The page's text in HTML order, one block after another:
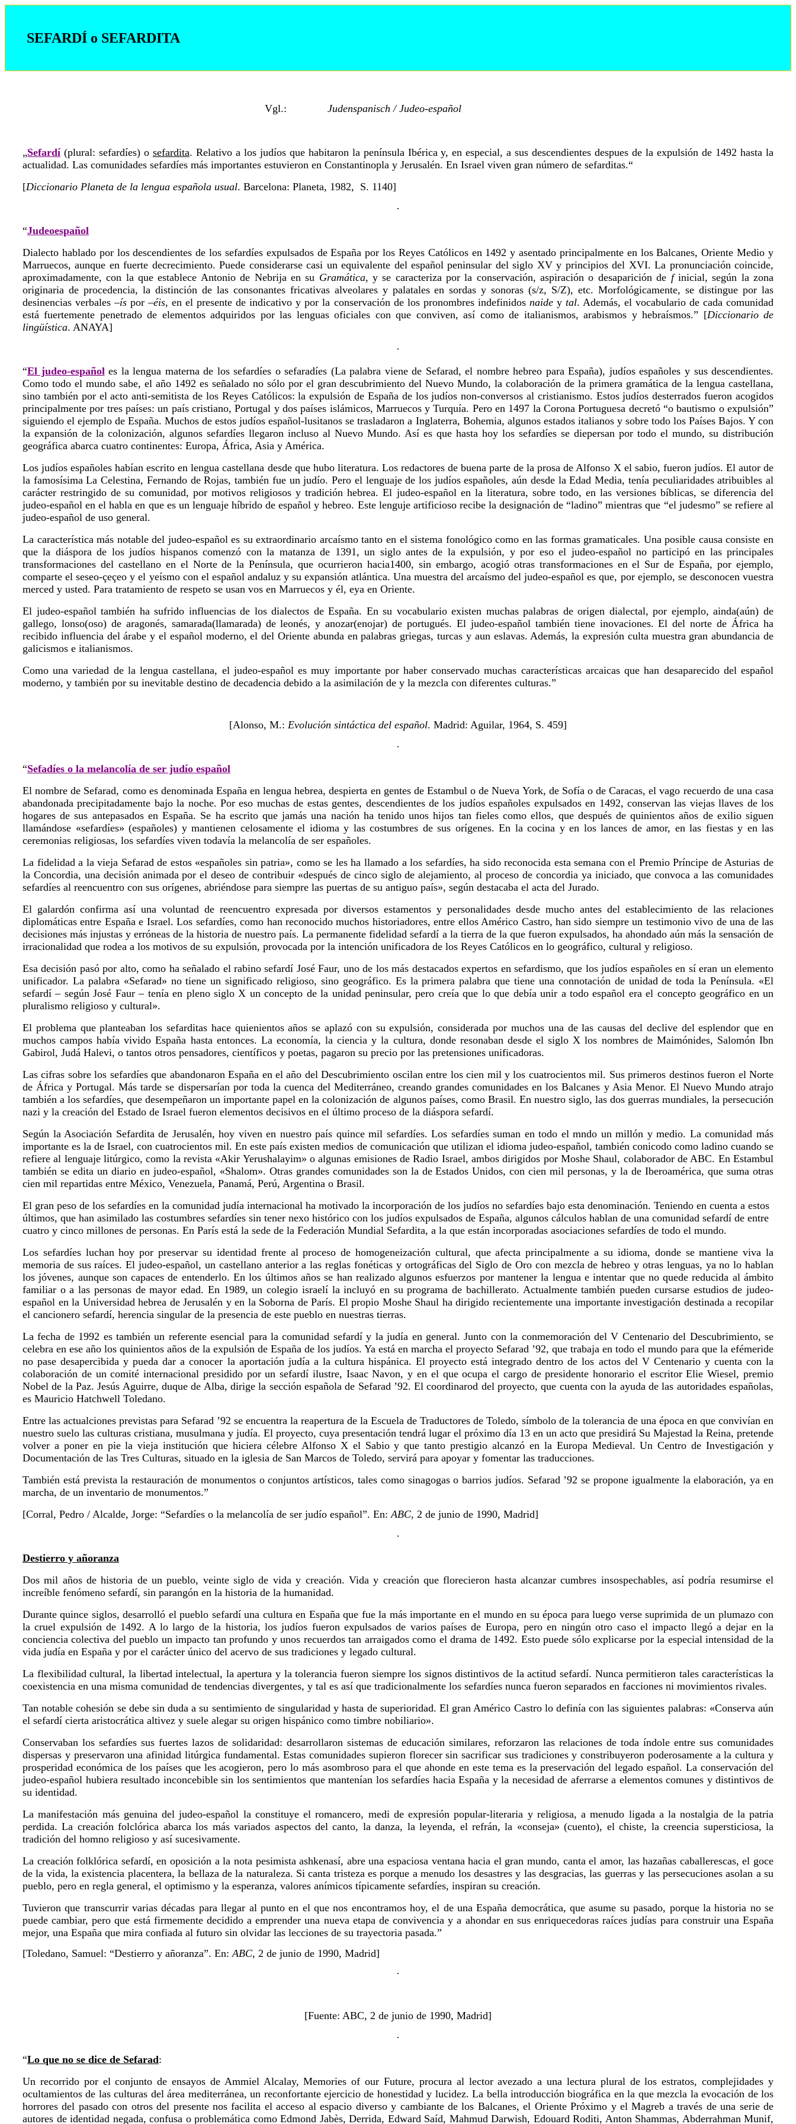
SEFARDÍ o SEFARDITA
Vgl.: Judenspanisch / Judeo-español
„Sefardí(plural: sefardíes) o sefardita. Relativo a los judíos que habitaron la península Ibérica y, en especial, a sus descendientes despues de la expulsión de 1492 hasta la
actualidad. Las comunidades sefardíes más importantes estuvieron en Constantinopla y Jerusalén. En Israel viven gran número de sefarditas.“
[Diccionario Planeta de la lengua española usual. Barcelona: Planeta, 1982, S. 1140]
·
“Judeoespañol
Dialecto hablado por los descendientes de los sefardíes expulsados de España por los Reyes Católicos en 1492 y asentado principalmente en los Balcanes, Oriente Medio y
Marruecos, aunque en fuerte decrecimiento. Puede considerarse casi un equivalente del español peninsular del siglo XV y principios del XVI. La pronunciación coincide,
aproximadamente, con la que establece Antonio de Nebrija en su Gramática, y se caracteriza por la conservación, aspiración o desaparición de finicial, según la zona
originaria de procedencia, la distinción de las consonantes fricativas alveolares y palatales en sordas y sonoras (s/z, S/Z), etc. Morfológicamente, se distingue por las
desinencias verbales–ís por–éis, en el presente de indicativo y por la conservación de los pronombres indefinidos naidey tal. Además, el vocabulario de cada comunidad
está fuertemente penetrado de elementos adquiridos por las lenguas oficiales con que conviven, así como de italianismos, arabismos y hebraísmos.” [Diccionario de
lingüística. ANAYA]
·
“El judeo-español es la lengua materna de los sefardíes o sefaradíes (La palabra viene de Sefarad, el nombre hebreo para España), judíos españoles y sus descendientes.
Como todo el mundo sabe, el año 1492 es señalado no sólo por el gran descubrimiento del Nuevo Mundo, la colaboración de la primera gramática de la lengua castellana,
sino también por el acto anti-semitista de los Reyes Católicos: la expulsión de España de los judíos non-conversos al cristianismo. Estos judíos desterrados fueron acogidos
principalmente por tres países: un país cristiano, Portugal y dos países islámicos, Marruecos y Turquía. Pero en 1497 la Corona Portuguesa decretó “o bautismo o expulsión”
siguiendo el ejemplo de España. Muchos de estos judíos español-lusitanos se trasladaron a Inglaterra, Bohemia, algunos estados italianos y sobre todo los Países Bajos. Y con
la expansión de la colonización, algunos sefardíes llegaron incluso al Nuevo Mundo. Así es que hasta hoy los sefardíes se diepersan por todo el mundo, su distribución
geográfica abarca cuatro continentes: Europa, África, Asia y América.
Los judíos españoles habían escrito en lengua castellana desde que hubo literatura. Los redactores de buena parte de la prosa de Alfonso X el sabio, fueron judíos. El autor de
la famosísima La Celestina, Fernando de Rojas, también fue un judío. Pero el lenguaje de los judíos españoles, aún desde la Edad Media, tenía peculiaridades atribuibles al
carácter restringido de su comunidad, por motivos religiosos y tradición hebrea. El judeo-español en la literatura, sobre todo, en las versiones bíblicas, se diferencia del
judeo-español en el habla en que es un lenguaje híbrido de español y hebreo. Este lenguje artificioso recibe la designación de “ladino” mientras que “el judesmo” se refiere al
judeo-español de uso general.
La característica más notable del judeo-español es su extraordinario arcaísmo tanto en el sistema fonológico como en las formas gramaticales. Una posible causa consiste en
que la diáspora de los judíos hispanos comenzó con la matanza de 1391, un siglo antes de la expulsión, y por eso el judeo-español no participó en las principales
transformaciones del castellano en el Norte de la Península, que ocurrieron hacia1400, sin embargo, acogió otras transformaciones en el Sur de España, por ejemplo,
comparte el seseo-çeçeo y el yeísmo con el español andaluz y su expansión atlántica. Una muestra del arcaísmo del judeo-español es que, por ejemplo, se desconocen vuestra
merced y usted. Para tratamiento de respeto se usan vos en Marruecos y él, eya en Oriente.
El judeo-español también ha sufrido influencias de los dialectos de España. En su vocabulario existen muchas palabras de origen dialectal, por ejemplo, ainda(aún) de
gallego, lonso(oso) de aragonés, samarada(llamarada) de leonés, y anozar(enojar) de portugués. El judeo-español también tiene inovaciones. El del norte de África ha
recibido influencia del árabe y el español moderno, el del Oriente abunda en palabras griegas, turcas y aun eslavas. Además, la expresión culta muestra gran abundancia de
galicismos e italianismos.
Como una variedad de la lengua castellana, el judeo-español es muy importante por haber conservado muchas características arcaicas que han desaparecido del español
moderno, y también por su inevitable destino de decadencia debido a la asimilación de y la mezcla con diferentes culturas.”
[Alonso, M.: Evolución sintáctica del español. Madrid: Aguilar, 1964, S. 459]
·
“Sefadíes o la melancolía de ser judío español
El nombre de Sefarad, como es denominada España en lengua hebrea, despierta en gentes de Estambul o de Nueva York, de Sofía o de Caracas, el vago recuerdo de una casa
abandonada precipitadamente bajo la noche. Por eso muchas de estas gentes, descendientes de los judíos españoles expulsados en 1492, conservan las viejas llaves de los
hogares de sus antepasados en España. Se ha escrito que jamás una nación ha tenido unos hijos tan fieles como ellos, que después de quinientos años de exilio siguen
llamándose «sefardíes» (españoles) y mantienen celosamente el idioma y las costumbres de sus orígenes. En la cocina y en los lances de amor, en las fiestas y en las
ceremonias religiosas, los sefardíes viven todavía la melancolía de ser españoles.
La fidelidad a la vieja Sefarad de estos «españoles sin patria», como se les ha llamado a los sefardíes, ha sido reconocida esta semana con el Premio Príncipe de Asturias de
la Concordia, una decisión animada por el deseo de contribuir «después de cinco siglo de alejamiento, al proceso de concordia ya iniciado, que convoca a las comunidades
sefardíes al reencuentro con sus orígenes, abriéndose para siempre las puertas de su antiguo país», según destacaba el acta del Jurado.
El galardón confirma así una voluntad de reencuentro expresada por diversos estamentos y personalidades desde mucho antes del establecimiento de las relaciones
diplomáticas entre España e Israel. Los sefardíes, como han reconocido muchos historiadores, entre ellos Américo Castro, han sido siempre un testimonio vivo de una de las
decisiones más injustas y erróneas de la historia de nuestro país. La permanente fidelidad sefardí a la tierra de la que fueron expulsados, ha ahondado aún más la sensación de
irracionalidad que rodea a los motivos de su expulsión, provocada por la intención unificadora de los Reyes Católicos en lo geográfico, cultural y religioso.
Esa decisión pasó por alto, como ha señalado el rabino sefardí José Faur, uno de los más destacados expertos en sefardismo, que los judíos españoles en sí eran un elemento
unificador. La palabra «Sefarad» no tiene un significado religioso, sino geográfico. Es la primera palabra que tiene una connotación de unidad de toda la Península. «El
sefardí – según José Faur – tenía en pleno siglo X un concepto de la unidad peninsular, pero creía que lo que debía unir a todo español era el concepto geográfico en un
pluralismo religioso y cultural».
El problema que planteaban los sefarditas hace quienientos años se aplazó con su expulsión, considerada por muchos una de las causas del declive del esplendor que en
muchos campos había vivido España hasta entonces. La economía, la ciencia y la cultura, donde resonaban desde el siglo X los nombres de Maimónides, Salomón Ibn
Gabirol, Judá Halevi, o tantos otros pensadores, científicos y poetas, pagaron su precio por las pretensiones unificadoras.
Las cifras sobre los sefardíes que abandonaron España en el año del Descubrimiento oscilan entre los cien mil y los cuatrocientos mil. Sus primeros destinos fueron el Norte
de África y Portugal. Más tarde se dispersarían por toda la cuenca del Mediterráneo, creando grandes comunidades en los Balcanes y Asia Menor. El Nuevo Mundo atrajo
también a los sefardíes, que desempeñaron un importante papel en la colonización de algunos países, como Brasil. En nuestro siglo, las dos guerras mundiales, la persecución
nazi y la creación del Estado de Israel fueron elementos decisivos en el último proceso de la diáspora sefardí.
Según la Asociación Sefardita de Jerusalén, hoy viven en nuestro país quince mil sefardíes. Los sefardíes suman en todo el mndo un millón y medio. La comunidad más
importante es la de Israel, con cuatrocientos mil. En este país existen medios de comunicación que utilizan el idioma judeo-español, también conicodo como ladino cuando se
refiere al lenguaje litúrgico, como la revista «Akir Yerushalayim» o algunas emisiones de Radio Israel, ambos dirigidos por Moshe Shaul, colaborador de ABC. En Estambul
también se edita un diario en judeo-español, «Shalom». Otras grandes comunidades son la de Estados Unidos, con cien mil personas, y la de Iberoamérica, que suma otras
cien mil repartidas entre México, Venezuela, Panamá, Perú, Argentina o Brasil.
El gran peso de los sefardíes en la comunidad judía internacional ha motivado la incorporación de los judíos no sefardíes bajo esta denominación. Teniendo en cuenta a estos
últimos, que han asimilado las costumbres sefardíes sin tener nexo histórico con los judíos expulsados de España, algunos cálculos hablan de una comunidad sefardí de entre
cuatro y cinco millones de personas. En París está la sede de la Federación Mundial Sefardita, a la que están incorporadas asociaciones sefardíes de todo el mundo.
Los sefardíes luchan hoy por preservar su identidad frente al proceso de homogeneización cultural, que afecta principalmente a su idioma, donde se mantiene viva la
memoria de sus raíces. El judeo-español, un castellano anterior a las reglas fonéticas y ortográficas del Siglo de Oro con mezcla de hebreo y otras lenguas, ya no lo hablan
los jóvenes, aunque son capaces de entenderlo. En los últimos años se han realizado algunos esfuerzos por mantener la lengua e intentar que no quede reducida al ámbito
familiar o a las personas de mayor edad. En 1989, un colegio israelí la incluyó en su programa de bachillerato. Actualmente también pueden cursarse estudios de judeo-
español en la Universidad hebrea de Jerusalén y en la Soborna de París. El propio Moshe Shaul ha dirigido recientemente una importante investigación destinada a recopilar
el cancionero sefardí, herencia singular de la presencia de este pueblo en nuestras tierras.
La fecha de 1992 es también un referente esencial para la comunidad sefardí y la judía en general. Junto con la conmemoración del V Centenario del Descubrimiento, se
celebra en ese año los quinientos años de la expulsión de España de los judíos. Ya está en marcha el proyecto Sefarad ’92, que trabaja en todo el mundo para que la efémeride
no pase desapercibida y pueda dar a conocer la aportación judía a la cultura hispánica. El proyecto está integrado dentro de los actos del V Centenario y cuenta con la
colaboración de un comité internacional presidido por un sefardí ilustre, Isaac Navon, y en el que ocupa el cargo de presidente honorario el escritor Elie Wiesel, premio
Nobel de la Paz. Jesús Aguirre, duque de Alba, dirige la sección española de Sefarad ’92. El coordinarod del proyecto, que cuenta con la ayuda de las autoridades españolas,
es Mauricio Hatchwell Toledano.
Entre las actualciones previstas para Sefarad ’92 se encuentra la reapertura de la Escuela de Traductores de Toledo, símbolo de la tolerancia de una época en que convivían en
nuestro suelo las culturas cristiana, musulmana y judía. El proyecto, cuya presentación tendrá lugar el próximo día 13 en un acto que presidirá Su Majestad la Reina, pretende
volver a poner en pie la vieja institución que hiciera célebre Alfonso X el Sabio y que tanto prestigio alcanzó en la Europa Medieval. Un Centro de Investigación y
Documentación de las Tres Culturas, situado en la iglesia de San Marcos de Toledo, servirá para apoyar y fomentar las traducciones.
También está prevista la restauración de monumentos o conjuntos artísticos, tales como sinagogas o barrios judíos. Sefarad ’92 se propone igualmente la elaboración, ya en
marcha, de un inventario de monumentos.”
[Corral, Pedro / Alcalde, Jorge: “Sefardíes o la melancolía de ser judío español”. En:ABC, 2 de junio de 1990, Madrid]
·
Destierro y añoranza
Dos mil años de historia de un pueblo, veinte siglo de vida y creación. Vida y creación que florecieron hasta alcanzar cumbres insospechables, así podría resumirse el
increíble fenómeno sefardí, sin parangón en la historia de la humanidad.
Durante quince siglos, desarrolló el pueblo sefardí una cultura en España que fue la más importante en el mundo en su época para luego verse suprimida de un plumazo con
la cruel expulsión de 1492. A lo largo de la historia, los judíos fueron expulsados de varios países de Europa, pero en ningún otro caso el impacto llegó a dejar en la
conciencia colectiva del pueblo un impacto tan profundo y unos recuerdos tan arraigados como el drama de 1492. Esto puede sólo explicarse por la especial intensidad de la
vida judía en España y por el carácter único del acervo de sus tradiciones y legado cultural.
La flexibilidad cultural, la libertad intelectual, la apertura y la tolerancia fueron siempre los signos distintivos de la actitud sefardí. Nunca permitieron tales características la
coexistencia en una misma comunidad de tendencias divergentes, y tal es así que tradicionalmente los sefardíes nunca fueron separados en facciones ni movimientos rivales.
Tan notable cohesión se debe sin duda a su sentimiento de singularidad y hasta de superioridad. El gran Américo Castro lo definía con las siguientes palabras: «Conserva aún
el sefardí cierta aristocrática altivez y suele alegar su origen hispánico como timbre nobiliario».
Conservaban los sefardíes sus fuertes lazos de solidaridad: desarrollaron sistemas de educación similares, reforzaron las relaciones de toda índole entre sus comunidades
dispersas y preservaron una afinidad litúrgica fundamental. Estas comunidades supieron florecer sin sacrificar sus tradiciones y constribuyeron poderosamente a la cultura y
prosperidad económica de los países que les acogieron, pero lo más asombroso para el que ahonde en este tema es la preservación del legado español. La conservación del
judeo-español hubiera resultado inconcebible sin los sentimientos que mantenían los sefardíes hacia España y la necesidad de aferrarse a elementos comunes y distintivos de
su identidad.
La manifestación más genuina del judeo-español la constituye el romancero, medi de expresión popular-literaria y religiosa, a menudo ligada a la nostalgia de la patria
perdida. La creación folclórica abarca los más variados aspectos del canto, la danza, la leyenda, el refrán, la «conseja» (cuento), el chiste, la creencia supersticiosa, la
tradición del homno religioso y así sucesivamente.
La creación folklórica sefardí, en oposición a la nota pesimista ashkenasí, abre una espaciosa ventana hacia el gran mundo, canta el amor, las hazañas caballerescas, el goce
de la vida, la existencia placentera, la bellaza de la naturaleza. Si canta tristeza es porque a menudo los desastres y las desgracias, las guerras y las persecuciones asolan a su
pueblo, pero en regla general, el optimismo y la esperanza, valores anímicos típicamente sefardíes, inspiran su creación.
Tuvieron que transcurrir varias décadas para llegar al punto en el que nos encontramos hoy, el de una España democrática, que asume su pasado, porque la historia no se
puede cambiar, pero que está firmemente decidido a emprender una nueva etapa de convivencia y a ahondar en sus enriquecedoras raíces judías para construir una España
mejor, una España que mira confiada al futuro sin olvidar las lecciones de su trayectoria pasada.”
[Toledano, Samuel: “Destierro y añoranza”. En:ABC, 2 de junio de 1990, Madrid]
·
[Fuente: ABC, 2 de junio de 1990, Madrid]
·
“Lo que no se dice de Sefarad:
Un recorrido por el conjunto de ensayos de Ammiel Alcalay, Memories of our Future, procura al lector avezado a una lectura plural de los estratos, complejidades y
ocultamientos de las culturas del área mediterránea, un reconfortante ejercicio de honestidad y lucidez. La bella introducción biográfica en la que mezcla la evocación de los
horrores del pasado con otros del presente nos facilita el acceso al espacio diverso y cambiante de los Balcanes, el Oriente Próximo y el Magreb a través de una serie de
autores de identidad negada, confusa o problemática como Edmond Jabès, Derrida, Edward Saíd, Mahmud Darwish, Edouard Roditi, Anton Shammas, Abderrahman Munif,